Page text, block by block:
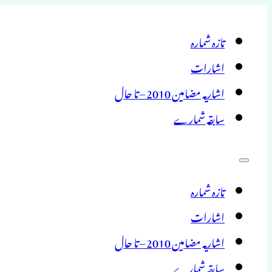
تازہ شمارہ
اشارات
اشاریہ مضامین 2010 – تا حال
سابقہ شمارے
تازہ شمارہ
اشارات
اشاریہ مضامین 2010 – تا حال
سابقہ شمارے